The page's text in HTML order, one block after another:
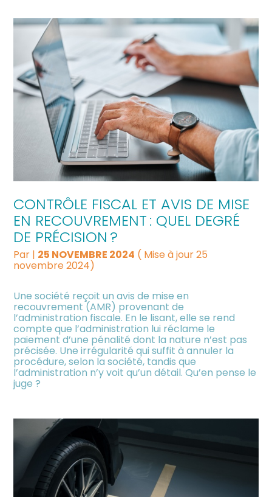
CONTRÔLE FISCAL ET AVIS DE MISE
EN RECOUVREMENT : QUEL DEGRÉ
DE PRÉCISION ?
Par | 25 NOVEMBRE 2024 ( Mise à jour 25
novembre 2024)
Une société reçoit un avis de mise en
recouvrement (AMR) provenant de
l’administration fiscale. En le lisant, elle se rend
compte que l’administration lui réclame le
paiement d’une pénalité dont la nature n’est pas
précisée. Une irrégularité qui suffit à annuler la
procédure, selon la société, tandis que
l’administration n’y voit qu’un détail. Qu’en pense le
juge ?